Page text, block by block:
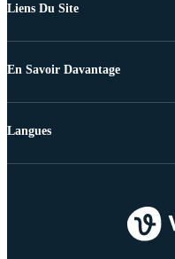
Liens Du Site
En Savoir Davantage
Langues